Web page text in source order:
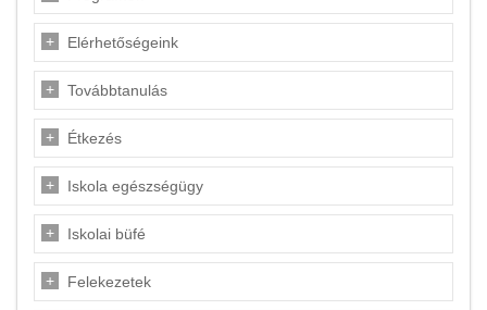
Elérhetőségeink
Továbbtanulás
Étkezés
Iskola egészségügy
Iskolai büfé
Felekezetek